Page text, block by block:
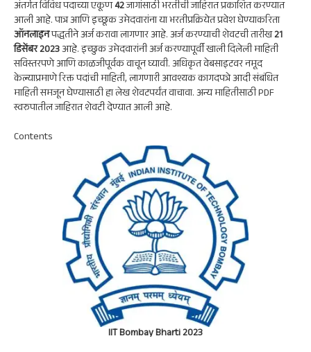
p
p
m k n
अंतर्गत विविध पदाच्या एकूण42जागांसाठी भरतीची जाहिरात प्रकाशित करण्यात
आली आहे. पात्र आणि इच्छूक उमेदवारांना या भरतीप्रक्रियेत प्रवेश घेण्याकरिता
ऑनलाइनपद्धतीने अर्ज करावा लागणार आहे. अर्ज करण्याची शेवटची तारीख21
डिसेंबर 2023आहे. इच्छुक उमेदवारांनी अर्ज करण्यापूर्वी खाली दिलेली माहिती
सविस्तरपणे आणि काळजीपूर्वक वाचून घ्यावी. अधिकृत वेबसाइटवर नमूद
केल्याप्रमाणे रिक्त पदांची माहिती, लागणारी आवश्यक कागदपत्रे आदी संबंधित
माहिती समजून घेण्यासाठी हा लेख शेवटपर्यंत वाचावा. अन्य माहितीसाठी PDF
स्वरुपातील जाहिरात शेवटी देण्यात आली आहे.
Contents
IIT Bombay Bharti 2023